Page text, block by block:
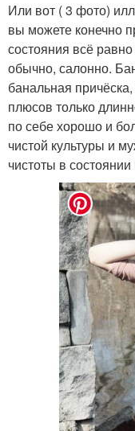
Или вот ( 3 фото)
вы можете конечно
состояния всё
обычно, салонно.
банальная
плюсов только
по себе хорошо и
чистой культуры и
чистоты в состоянии